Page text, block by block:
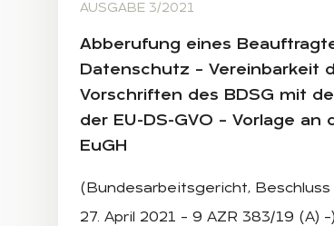
AUSGABE 3/2021
Ab­be­ru­fung ei­nes
Da­ten­schutz – Ver­ein­bar­keit
Vor­schrif­ten des BDSG mit
der EU-DS-GVO – Vor­la­ge an
EuGH
(Bundesarbeitsgericht, Beschluss
27. April 2021 – 9 AZR 383/19 (A)